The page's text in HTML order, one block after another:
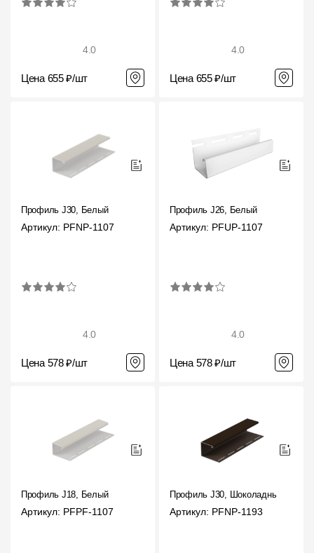
4.0
Цена 655 ₽/шт
4.0
Цена 655 ₽/шт
Профиль J30, Белый
Артикул: PFNP-1107
4.0
Цена 578 ₽/шт
Профиль J26, Белый
Артикул: PFUP-1107
4.0
Цена 578 ₽/шт
Профиль J18, Белый
Артикул: PFPF-1107
Профиль J30, Шоколадный
Артикул: PFNP-1193